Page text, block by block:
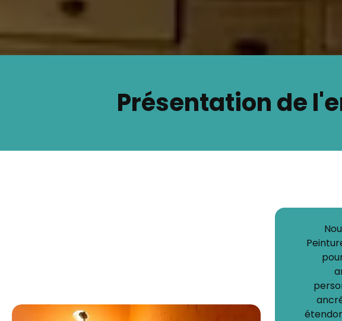
Présentation de